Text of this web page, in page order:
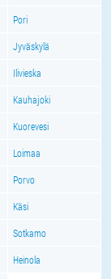
Pori
Jyväskylä
Ilivieska
Kauhajoki
Kuorevesi
Loimaa
Porvo
Käsi
Sotkamo
Heinola